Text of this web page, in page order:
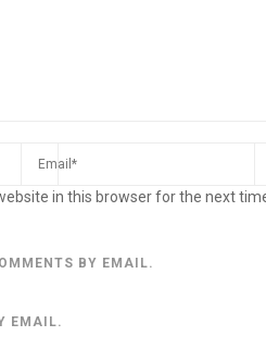
in this browser for the next
BY EMAIL.
EMAIL.